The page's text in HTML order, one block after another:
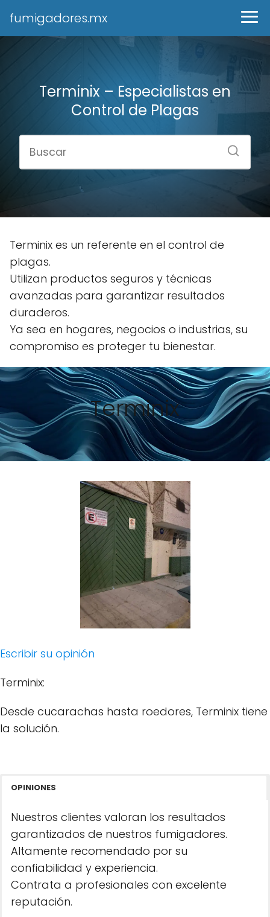
fumigadores.mx
Terminix – Especialistas en
Control de Plagas
Terminix es un referente en el control de
plagas.
Utilizan productos seguros y técnicas
avanzadas para garantizar resultados
duraderos.
Ya sea en hogares, negocios o industrias, su
compromiso es proteger tu bienestar.
Terminix
Escribir su opinión
Terminix:
Desde cucarachas hasta roedores, Terminix tiene
la solución.
OPINIONES
Nuestros clientes valoran los resultados
garantizados de nuestros fumigadores.
Altamente recomendado por su
confiabilidad y experiencia.
Contrata a profesionales con excelente
reputación.